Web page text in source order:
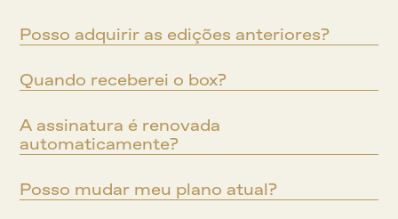
Posso adquirir as edições anteriores?
Quando receberei o box?
A assinatura é renovada
automaticamente?
Posso mudar meu plano atual?